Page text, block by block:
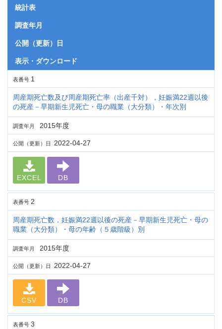
統計表
調査年月
公開（更新）日
表示・ダウンロード
表番号 1
周産期死亡数及び周産期死亡率（出産千対），妊娠満22週以後
の死産－早期新生児死亡・母の職業（大分類）・年次別
調査年月 2015年度
公開（更新）日 2022-04-27
EXCEL DB
表番号 2
周産期死亡数，妊娠満22週以後の死産－早期新生児死亡・母の
職業（大分類）・母の年齢（５歳階級）別
調査年月 2015年度
公開（更新）日 2022-04-27
CSV DB
表番号 3